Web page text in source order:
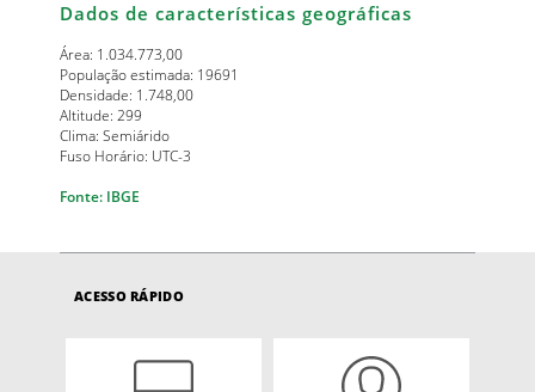
Dados de características geográficas
Área: 1.034.773,00
População estimada: 19691
Densidade: 1.748,00
Altitude: 299
Clima: Semiárido
Fuso Horário: UTC-3
Fonte: IBGE
ACESSO RÁPIDO